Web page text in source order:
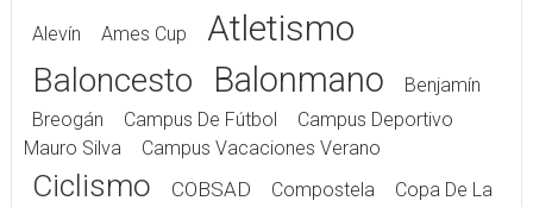
Alevín Ames Cup Atletismo
Baloncesto Balonmano
Benjamín
Breogán
Campus De Fútbol
Campus Deportivo
Mauro Silva
Campus Vacaciones Verano
Ciclismo COBSAD Compostela
Copa De La